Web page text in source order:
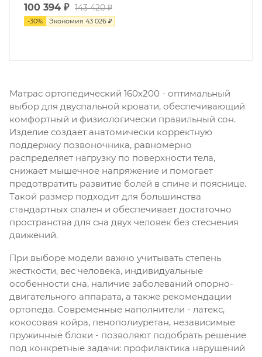
100 394 ₽ 143 420 ₽
-30% Экономия 43 026 ₽
Матрас ортопедический 160х200 - оптимальный
выбор для двуспальной кровати, обеспечивающий
комфортный и физиологически правильный сон.
Изделие создает анатомически корректную
поддержку позвоночника, равномерно
распределяет нагрузку по поверхности тела,
снижает мышечное напряжение и помогает
предотвратить развитие болей в спине и пояснице.
Такой размер подходит для большинства
стандартных спален и обеспечивает достаточно
пространства для сна двух человек без стеснения
движений.
При выборе модели важно учитывать степень
жесткости, вес человека, индивидуальные
особенности сна, наличие заболеваний опорно-
двигательного аппарата, а также рекомендации
ортопеда. Современные наполнители - латекс,
кокосовая койра, пенополиуретан, независимые
пружинные блоки - позволяют подобрать решение
под конкретные задачи: профилактика нарушений